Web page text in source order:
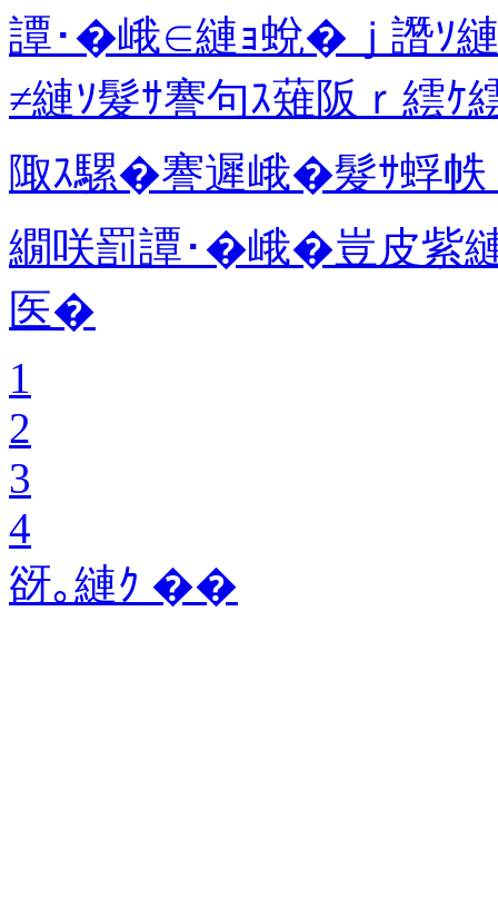
譚･�峨∈縺ｮ蛻�ｊ譖ｿ縺
≠縺ｿ髮ｻ謇句ｽ薙阪ｒ繧
陬ｽ騾�謇遲峨�髮ｻ蜉
繝咲罰譚･�峨�豈皮紫
医�
1
2
3
4
谺｡縺ｸ ��